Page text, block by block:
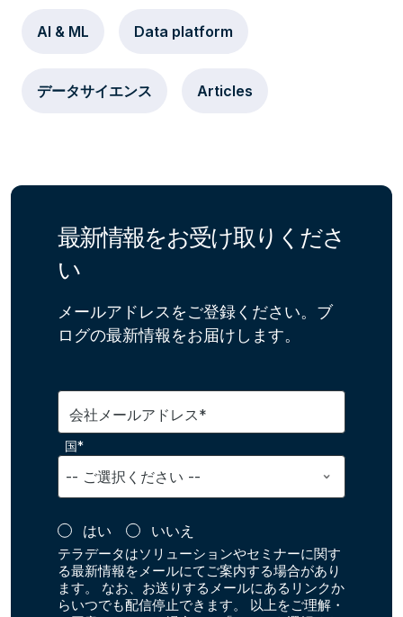
AI & ML Data platform
データサイエンス Articles
最新情報をお受け取りくださ
い
メールアドレスをご登録ください。ブ
ログの最新情報をお届けします。
会社メールアドレス*
国*
はい いいえ
テラデータはソリューションやセミナーに関す
る最新情報をメールにてご案内する場合があり
ます。 なお、お送りするメールにあるリンクか
らいつでも配信停止できます。 以上をご理解・